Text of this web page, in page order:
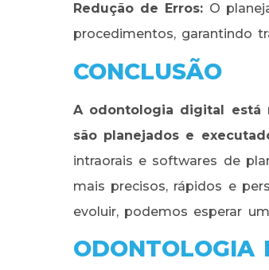
Redução de Erros: O
procedimentos, garantindo
CONCLUSÃO
A odontologia digital está
são planejados e
intraorais e softwares de
mais precisos, rápidos e
evoluir, podemos esperar
ODONTOLOGIA